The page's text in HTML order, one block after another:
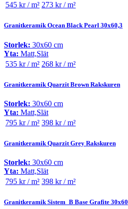
545 kr / m² 273 kr / m²
Granitkeramik Ocean Black Pearl 30x60,3
Storlek: 30x60 cm
Yta: Matt,Slät
535 kr / m² 268 kr / m²
Granitkeramik Quarzit Brown Rakskuren
Storlek: 30x60 cm
Yta: Matt,Slät
795 kr / m² 398 kr / m²
Granitkeramik Quarzit Grey Rakskuren
Storlek: 30x60 cm
Yta: Matt,Slät
795 kr / m² 398 kr / m²
Granitkeramik Sistem_B Base Grafite 30x60